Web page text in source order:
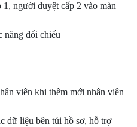
người duyệt cấp 2 vào màn
năng đối chiếu
viên khi thêm mới nhân viên
dữ liệu bên túi hồ sơ, hỗ trợ